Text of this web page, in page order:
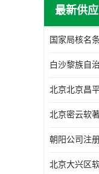
最新供
国家局核名
白沙黎族自
北京大兴区